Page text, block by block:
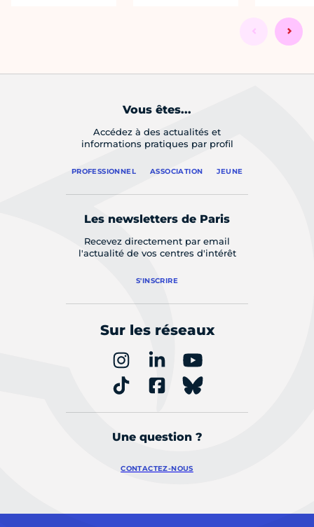
Vous êtes...
Accédez à des actualités et
informations pratiques par profil
PROFESSIONNEL ASSOCIATION JEUNE
Les newsletters de Paris
Recevez directement par email
l'actualité de vos centres d'intérêt
S'INSCRIRE
Sur les réseaux
Une question ?
CONTACTEZ-NOUS